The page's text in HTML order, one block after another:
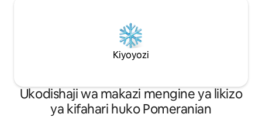
Kiyoyozi
Ukodishaji wa makazi mengine ya likizo
ya kifahari huko Pomeranian